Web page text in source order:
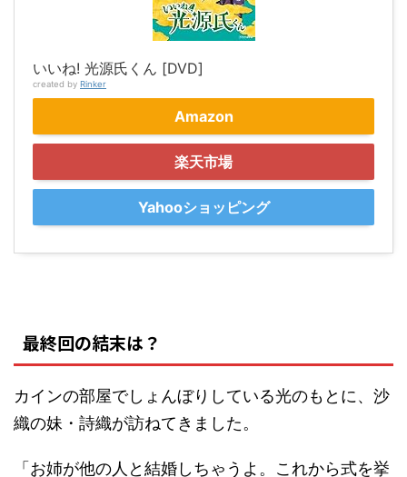
いいね! 光源氏くん [DVD]
created by Rinker
Amazon
楽天市場
Yahooショッピング
最終回の結末は？
カインの部屋でしょんぼりしている光のもとに、沙
織の妹・詩織が訪ねてきました。
「お姉が他の人と結婚しちゃうよ。これから式を挙